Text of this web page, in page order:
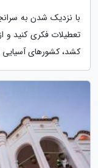
با نزدیک شدن به
تعطیلات فکری کنید
کشد، کشورهای